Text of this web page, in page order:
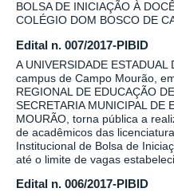
BOLSA DE INICIAÇÃO À
COLÉGIO DOM BOSCO DE
Edital n. 007/2017-PIBID
A UNIVERSIDADE ESTADUAL
campus de Campo Mourão,
REGIONAL DE EDUCAÇÃO
SECRETARIA MUNICIPAL DE
MOURÃO, torna pública a
de acadêmicos das
Institucional de Bolsa de
até o limite de vagas
Edital n. 006/2017-PIBID